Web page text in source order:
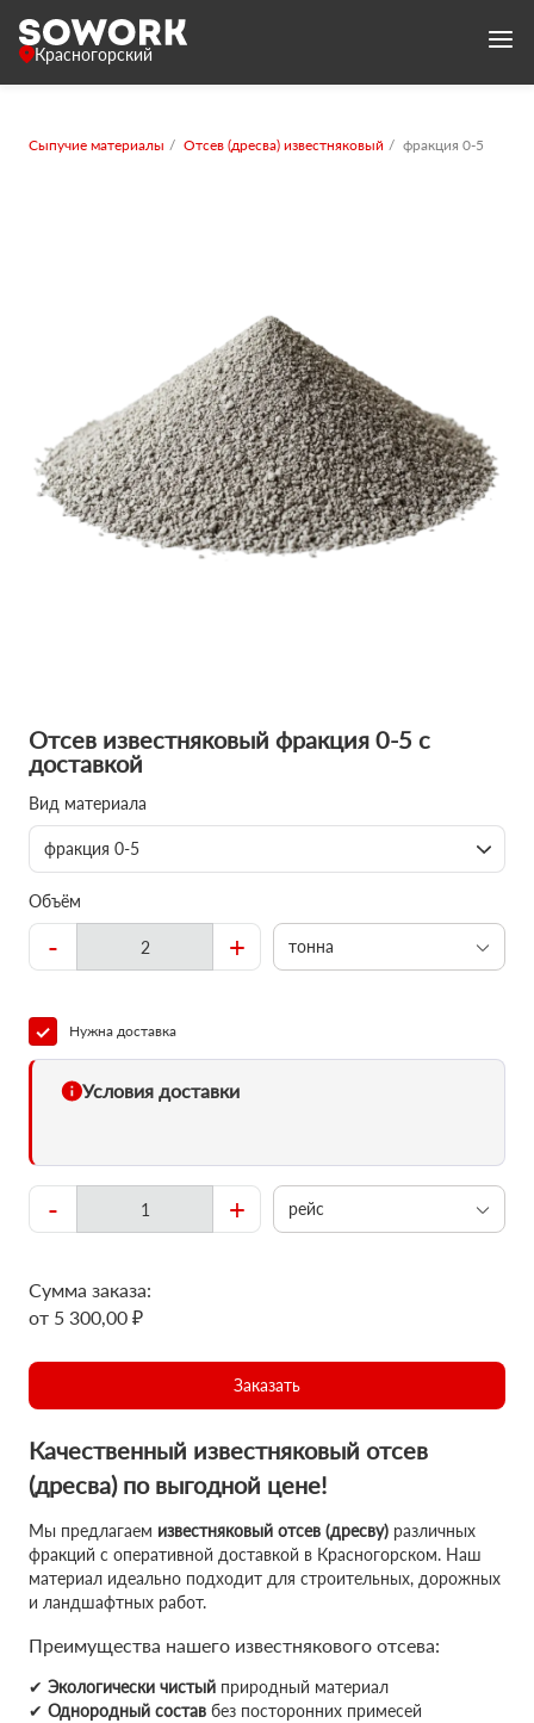
Красногорский
Сыпучие материалы Отсев (дресва) известняковый фракция 0-5
Отсев известняковый фракция 0-5 с
доставкой
Вид материала
фракция 0-5
Объём
- + тонна
Нужна доставка
Условия доставки
- + рейс
Сумма заказа:
от 5 300,00 ₽
Заказать
Качественный известняковый отсев
(дресва) по выгодной цене!
Мы предлагаем известняковый отсев (дресву) различных
фракций с оперативной доставкой в Красногорском. Наш
материал идеально подходит для строительных, дорожных
и ландшафтных работ.
Преимущества нашего известнякового отсева:
✔ Экологически чистый природный материал
✔ Однородный состав без посторонних примесей